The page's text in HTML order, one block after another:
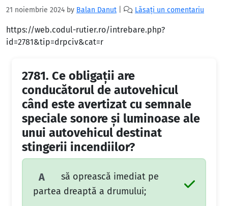
21 noiembrie 2024 by Balan Danut Lăsați un comentariu
https://web.codul-rutier.ro/intrebare.php?
id=2781&tip=drpciv&cat=r
2781. Ce obligaţii are
conducătorul de autovehicul
când este avertizat cu semnale
speciale sonore şi luminoase ale
unui autovehicul destinat
stingerii incendiilor?
A
să oprească imediat pe
partea dreaptă a drumului;